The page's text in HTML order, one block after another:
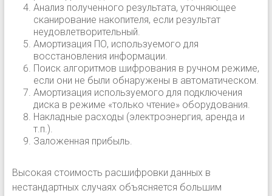
Анализ полученного результата, уточняющее
сканирование накопителя, если результат
неудовлетворительный.
Амортизация ПО, используемого для
восстановления информации.
Поиск алгоритмов шифрования в ручном режиме,
если они не были обнаружены в автоматическом.
Амортизация используемого для подключения
диска в режиме «только чтение» оборудования.
Накладные расходы (электроэнергия, аренда и
т.п.).
Заложенная прибыль.
Высокая стоимость расшифровки данных в
нестандартных случаях объясняется большим